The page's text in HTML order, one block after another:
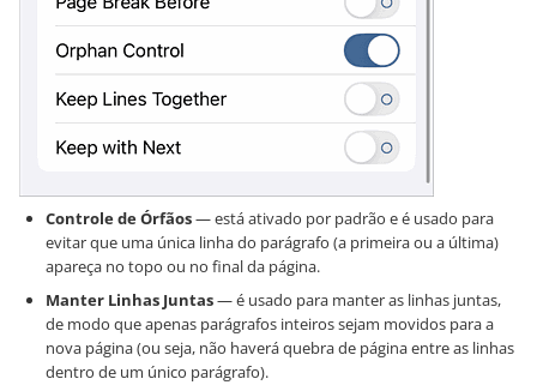
Controle de Órfãos— está ativado por padrão e é usado para
evitar que uma única linha do parágrafo (a primeira ou a última)
apareça no topo ou no final da página.
Manter Linhas Juntas— é usado para manter as linhas juntas,
de modo que apenas parágrafos inteiros sejam movidos para a
nova página (ou seja, não haverá quebra de página entre as linhas
dentro de um único parágrafo).